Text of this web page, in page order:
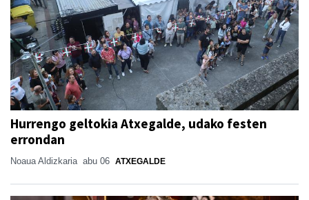
Hurrengo geltokia Atxegalde, udako festen
errondan
Noaua Aldizkaria abu 06 ATXEGALDE